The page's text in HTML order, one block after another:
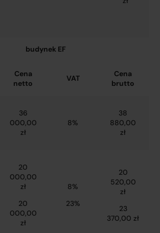
budynek EF
Cena
netto
VAT
Cena
brutto
36
000,00
zł
8%
38
880,00
zł
20
000,00
zł
20
000,00
zł
8%
23%
20
520,00
zł
23
370,00 zł